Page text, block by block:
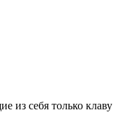
из себя только клаву